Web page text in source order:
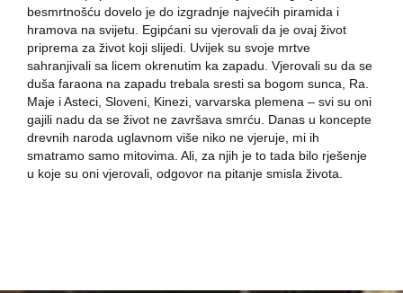
besmrtnošću dovelo je do izgradnje najvećih piramida i
hramova na svijetu. Egipćani su vjerovali da je ovaj život
priprema za život koji slijedi. Uvijek su svoje mrtve
sahranjivali sa licem okrenutim ka zapadu. Vjerovali su da se
duša faraona na zapadu trebala sresti sa bogom sunca, Ra.
Maje i Asteci, Sloveni, Kinezi, varvarska plemena – svi su oni
gajili nadu da se život ne završava smrću. Danas u koncepte
drevnih naroda uglavnom više niko ne vjeruje, mi ih
smatramo samo mitovima. Ali, za njih je to tada bilo rješenje
u koje su oni vjerovali, odgovor na pitanje smisla života.